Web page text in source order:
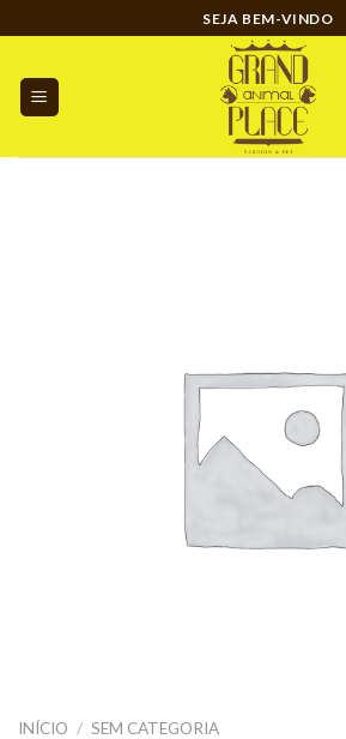
para
conteúdo
SEJA BEM-VINDO
INÍCIO / SEM CATEGORIA